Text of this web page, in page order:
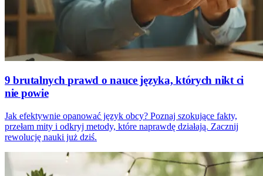
9 brutalnych prawd o nauce języka, których nikt ci
nie powie
Jak efektywnie opanować język obcy? Poznaj szokujące fakty,
przełam mity i odkryj metody, które naprawdę działają. Zacznij
rewolucję nauki już dziś.